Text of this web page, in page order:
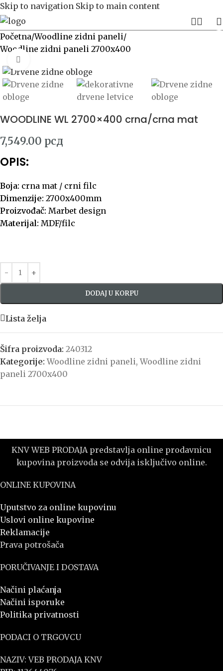
Skip to navigation Skip to main content
Početna/Woodline zidni paneli/
Woodline zidni paneli 2700x400
WOODLINE WL 2700×400 crna/crna mat
7,549.00 рсд
OPIS:
Boja: crna mat / crni filc
Dimenzije: 2700x400mm
Proizvođač: Marbet design
Materijal: MDF/filc
DODAJ U KORPU
Lista želja
Šifra proizvoda: 240312
Kategorije: Woodline zidni paneli, Woodline zidni
paneli 2700x400
KNV WEB PRODAJA predstavlja online prodavnicu
kupovina proizvoda se odvija isključivo online.
ONLINE KUPOVINA
Uputstvo za online kupovinu
Uslovi online kupovine
Reklamacije
Prava potrošača
PORUČIVANJE I DOSTAVA
Načini plaćanja
Načini isporuke
Politika privatnosti
PODACI O TRGOVCU
NAZIV: VEB PRODAJA KNV